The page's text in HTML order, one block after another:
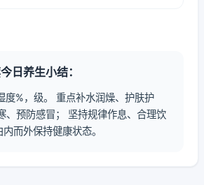
日养生小结：
%，级。 重点补水润燥、护肤护
、预防感冒； 坚持规律作息、合理饮
而外保持健康状态。